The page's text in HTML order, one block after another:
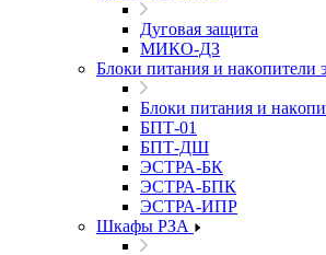
Дуговая защита
МИКО-ДЗ
Блоĸи питания и наĸопители
Блоĸи питания и
БПТ-01
БПТ-ДШ
ЭСТРА-БК
ЭСТРА-БПК
ЭСТРА-ИПР
Шкафы РЗА